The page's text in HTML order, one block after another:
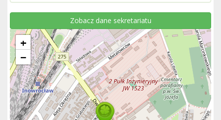
Zobacz dane sekretariatu
+
−